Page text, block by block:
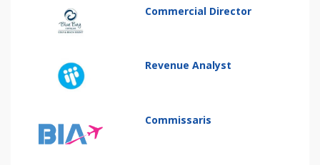
Commercial Director
Revenue Analyst
Commissaris